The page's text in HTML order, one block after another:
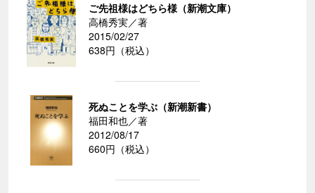
ご先祖様はどちら様（新潮文庫）
高橋秀実／著
2015/02/27
638円（税込）
死ぬことを学ぶ（新潮新書）
福田和也／著
2012/08/17
660円（税込）